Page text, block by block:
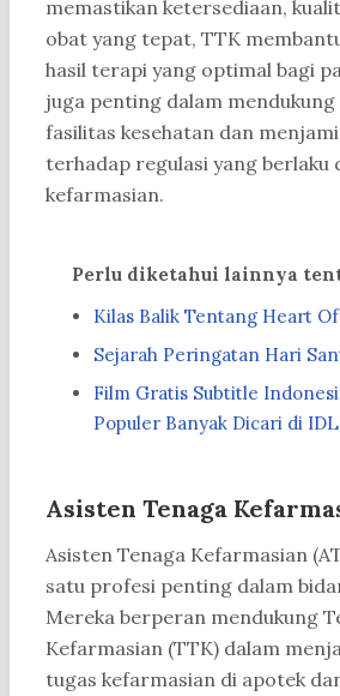
memastikan ketersediaan,
obat yang tepat, TTK
hasil terapi yang optimal bagi
juga penting dalam
fasilitas kesehatan dan
terhadap regulasi yang berlaku
kefarmasian.
Perlu diketahui lainnya
Kilas Balik Tentang Heart
Sejarah Peringatan Hari
Film Gratis Subtitle
Populer Banyak Dicari di
Asisten Tenaga
Asisten Tenaga Kefarmasian
satu profesi penting dalam
Mereka berperan mendukung
Kefarmasian (TTK) dalam
tugas kefarmasian di apotek